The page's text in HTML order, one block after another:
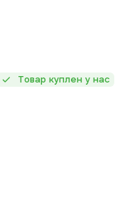
Товар куплен у нас